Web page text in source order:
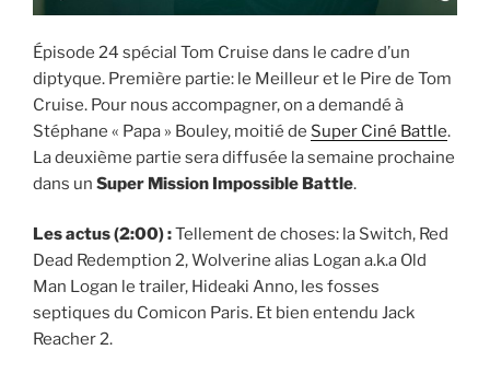
Épisode 24 spécial Tom Cruise dans le cadre d’un
diptyque. Première partie: le Meilleur et le Pire de Tom
Cruise. Pour nous accompagner, on a demandé à
Stéphane « Papa » Bouley, moitié de Super Ciné Battle.
La deuxième partie sera diffusée la semaine prochaine
dans un Super Mission Impossible Battle.
Les actus (2:00) :Tellement de choses: la Switch, Red
Dead Redemption 2, Wolverine alias Logan a.k.a Old
Man Logan le trailer, Hideaki Anno, les fosses
septiques du Comicon Paris. Et bien entendu Jack
Reacher 2.